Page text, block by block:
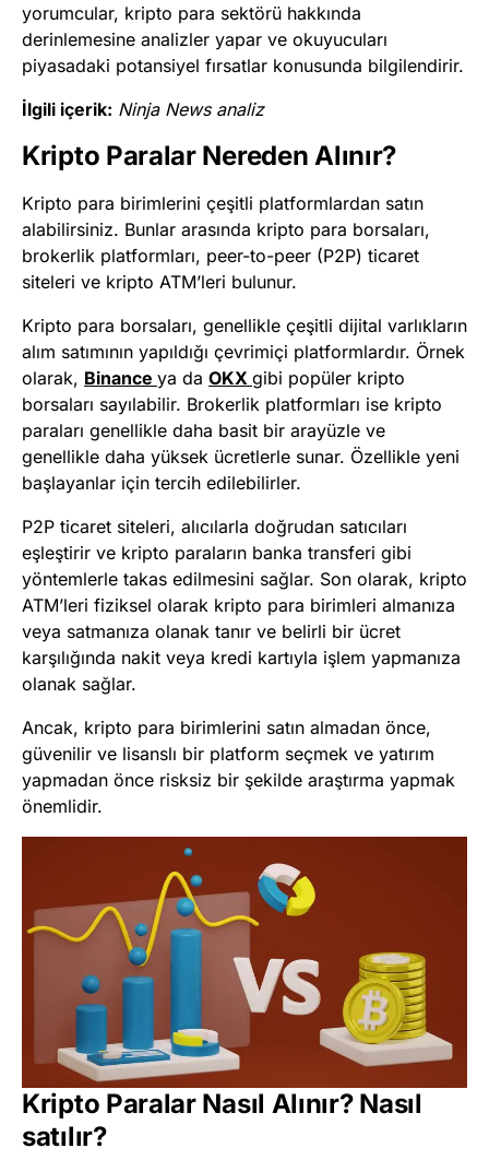
yorumcular, kripto para sektörü hakkında
derinlemesine analizler yapar ve okuyucuları
piyasadaki potansiyel fırsatlar konusunda bilgilendirir.
İlgili içerik: Ninja News analiz
Kripto Paralar Nereden Alınır?
Kripto para birimlerini çeşitli platformlardan satın
alabilirsiniz. Bunlar arasında kripto para borsaları,
brokerlik platformları, peer-to-peer (P2P) ticaret
siteleri ve kripto ATM’leri bulunur.
Kripto para borsaları, genellikle çeşitli dijital varlıkların
alım satımının yapıldığı çevrimiçi platformlardır. Örnek
olarak, Binance ya da OKX gibi popüler kripto
borsaları sayılabilir. Brokerlik platformları ise kripto
paraları genellikle daha basit bir arayüzle ve
genellikle daha yüksek ücretlerle sunar. Özellikle yeni
başlayanlar için tercih edilebilirler.
P2P ticaret siteleri, alıcılarla doğrudan satıcıları
eşleştirir ve kripto paraların banka transferi gibi
yöntemlerle takas edilmesini sağlar. Son olarak, kripto
ATM’leri fiziksel olarak kripto para birimleri almanıza
veya satmanıza olanak tanır ve belirli bir ücret
karşılığında nakit veya kredi kartıyla işlem yapmanıza
olanak sağlar.
Ancak, kripto para birimlerini satın almadan önce,
güvenilir ve lisanslı bir platform seçmek ve yatırım
yapmadan önce risksiz bir şekilde araştırma yapmak
önemlidir.
Kripto Paralar Nasıl Alınır? Nasıl
satılır?